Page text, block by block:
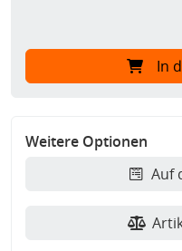
In
Weitere Optionen
Auf